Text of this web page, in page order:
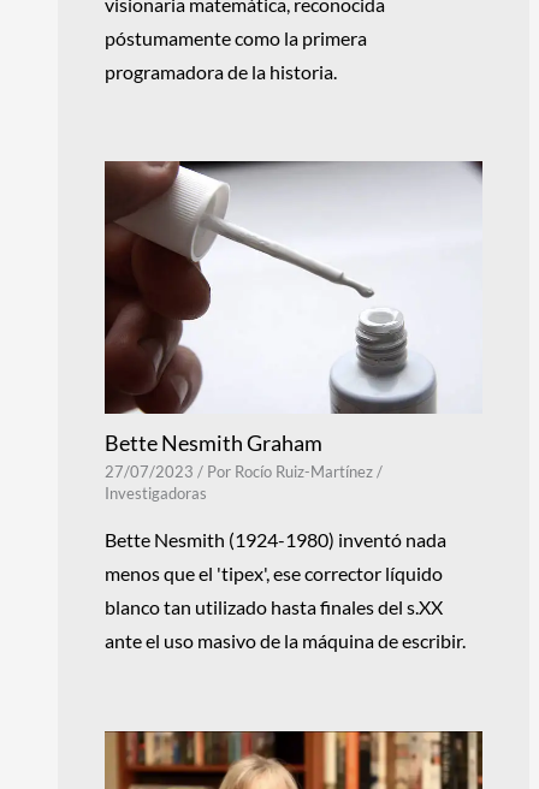
visionaria matemática, reconocida
póstumamente como la primera
programadora de la historia.
Bette Nesmith Graham
27/07/2023/ Por Rocío Ruiz-Martínez/
Investigadoras
Bette Nesmith (1924-1980) inventó nada
menos que el 'tipex', ese corrector líquido
blanco tan utilizado hasta finales del s.XX
ante el uso masivo de la máquina de escribir.